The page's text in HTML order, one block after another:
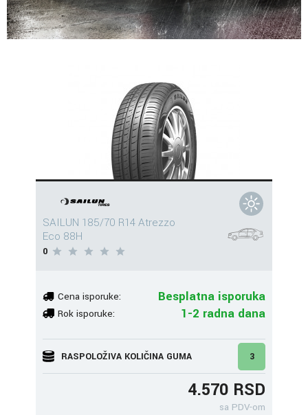
SAILUN 185/70 R14 Atrezzo
Eco 88H
0
Cena isporuke: Besplatna isporuka
Rok isporuke: 1-2 radna dana
RASPOLOŽIVA KOLIČINA GUMA 3
4.570 RSD
sa PDV-om